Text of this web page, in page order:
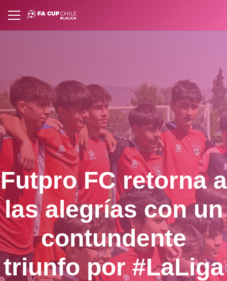
Futpro FC retorna a
las alegrías con un
contundente
triunfo por #LaLiga